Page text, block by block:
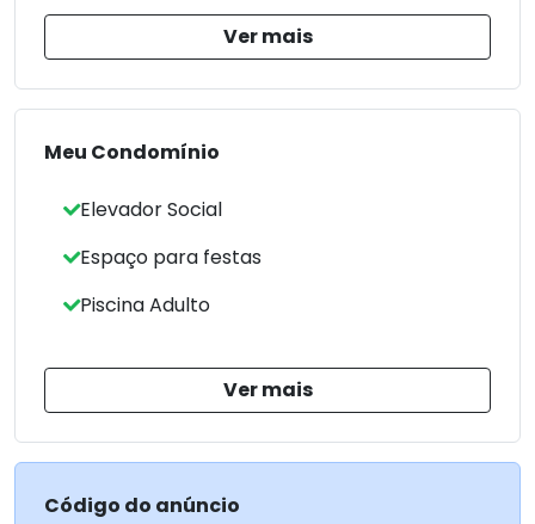
banheiro social
duas varandas (quartos e sala)
vista para mar e lagoa
03 vagas cobertas
Planta original 4 quartos sendo duas suítes
Ver mais
Meu Condomínio
Elevador Social
Espaço para festas
Piscina Adulto
Ver mais
Código do anúncio